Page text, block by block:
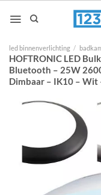
naar
led binnenverlichting /
HOFTRONIC LED
Bluetooth – 25W
Dimbaar – IK10 –